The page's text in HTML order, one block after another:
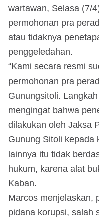
wartawan, Selasa (7/
permohonan pra
atau tidaknya
penggeledahan.
“Kami secara resmi
permohonan pra
Gunungsitoli.
mengingat bahwa
dilakukan oleh Jaksa
Gunung Sitoli kepada
lainnya itu tidak
hukum, karena alat
Kaban.
Marcos menjelaskan,
pidana korupsi, salah